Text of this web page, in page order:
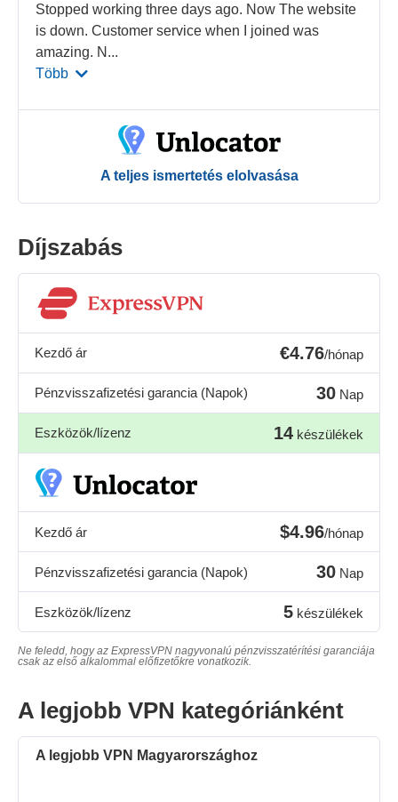
Stopped working three days ago. Now The website
is down. Customer service when I joined was
amazing. N ...
Több
A teljes ismertetés elolvasása
Díjszabás
Kezdő ár €4.76/hónap
Pénzvisszafizetési garancia (Napok) 30 Nap
Eszközök/lízenz 14 készülékek
Kezdő ár $4.96/hónap
Pénzvisszafizetési garancia (Napok) 30 Nap
Eszközök/lízenz 5 készülékek
Ne feledd, hogy az ExpressVPN nagyvonalú pénzvisszatérítési garanciája
csak az első alkalommal előfizetőkre vonatkozik.
A legjobb VPN kategóriánként
A legjobb VPN Magyarországhoz